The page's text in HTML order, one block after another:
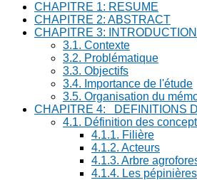
CHAPITRE 1: RESUME
CHAPITRE 2: ABSTRACT
CHAPITRE 3: INTRODUCTION
3.1. Contexte
3.2. Problématique
3.3. Objectifs
3.4. Importance de l'étude
3.5. Organisation du
CHAPITRE 4: DEFINITIONS
4.1. Définition des
4.1.1. Filière
4.1.2. Acteurs
4.1.3. Arbre
4.1.4. Les pépinières